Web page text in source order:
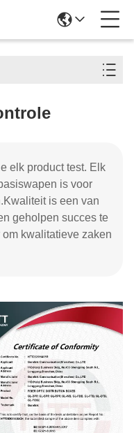
elk product test. Elk
is voor
is een van
geholpen succes te
kwalitatieve zaken